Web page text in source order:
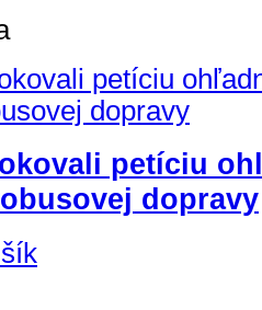
petíciu
dopravy